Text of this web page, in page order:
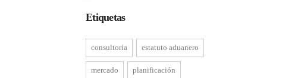
Etiquetas
consultoría estatuto aduanero
mercado planificación